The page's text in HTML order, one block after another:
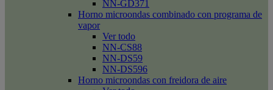
NN-GD371
Horno microondas combinado con programa de
vapor
Ver todo
NN-CS88
NN-DS59
NN-DS596
Horno microondas con freidora de aire